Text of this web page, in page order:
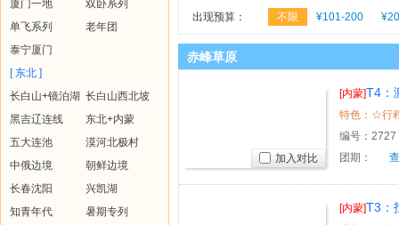
厦门一地
双卧系列
单飞系列
老年团
泰宁厦门
[ 东北 ]
长白山+镜泊湖 长白山西北坡
黑吉辽连线
东北+内蒙
五大连池
漠河北极村
中俄边境
朝鲜边境
长春沈阳
兴凯湖
知青年代
暑期专列
出现预算： 不限 ¥101-200
赤峰草原
[内蒙]T4：
编号： 2727
团期：
加入对比
[内蒙]T3：